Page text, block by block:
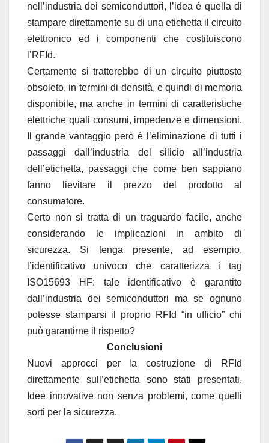
nell’industria dei semiconduttori, l’idea è quella di
stampare direttamente su di una etichetta il circuito
elettronico ed i componenti che costituiscono
l’RFId.
Certamente si tratterebbe di un circuito piuttosto
obsoleto, in termini di densità, e quindi di memoria
disponibile, ma anche in termini di caratteristiche
elettriche quali consumi, impedenze e dimensioni.
Il grande vantaggio però è l’eliminazione di tutti i
passaggi dall’industria del silicio all’industria
dell’etichetta, passaggi che come ben sappiano
fanno lievitare il prezzo del prodotto al
consumatore.
Certo non si tratta di un traguardo facile, anche
considerando le implicazioni in ambito di
sicurezza. Si tenga presente, ad esempio,
l’identificativo univoco che caratterizza i tag
ISO15693 HF: tale identificativo è garantito
dall’industria dei semiconduttori ma se ognuno
potesse stamparsi il proprio RFId “in ufficio” chi
può garantirne il rispetto?
Conclusioni
Nuovi approcci per la costruzione di RFId
direttamente sull’etichetta sono stati presentati.
Idee innovative non senza problemi, come quelli
sorti per la sicurezza.